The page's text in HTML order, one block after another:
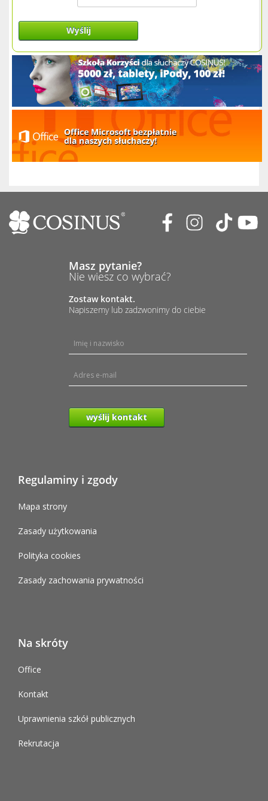
Wyślij
Masz pytanie?
Nie wiesz co wybrać?
Zostaw kontakt.
Napiszemy lub zadzwonimy do ciebie
wyślij kontakt
Regulaminy i zgody
Mapa strony
Zasady użytkowania
Polityka cookies
Zasady zachowania prywatności
Na skróty
Office
Kontakt
Uprawnienia szkół publicznych
Rekrutacja